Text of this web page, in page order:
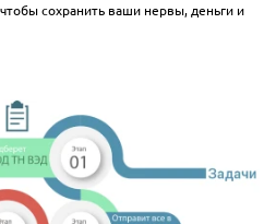
сохранить ваши нервы, деньги и